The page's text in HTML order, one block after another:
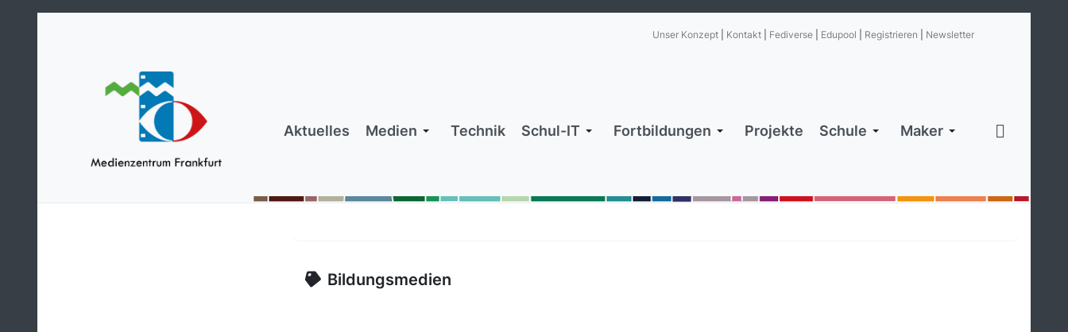
Unser Konzept Kontakt Fediverse Edupool Registrieren Newsletter
Aktuelles Medien Technik Schul-IT Fortbildungen Projekte Schule Maker
Bildungsmedien